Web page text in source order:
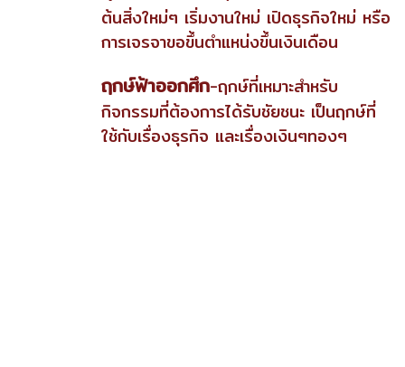
ต้นสิ่งใหม่ๆ เริ่มงานใหม่ เปิดธุรกิจใหม่ หรือ
การเจรจาขอขึ้นตำแหน่งขึ้นเงินเดือน
ฤกษ์ฟ้าออกศึก-ฤกษ์ที่เหมาะสำหรับ
กิจกรรมที่ต้องการได้รับชัยชนะ เป็นฤกษ์ที่
ใช้กับเรื่องธุรกิจ และเรื่องเงินๆทองๆ